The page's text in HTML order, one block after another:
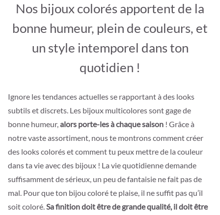
Nos bijoux colorés apportent de la
bonne humeur, plein de couleurs, et
un style intemporel dans ton
quotidien !
Ignore les tendances actuelles se rapportant à des looks
subtils et discrets. Les bijoux multicolores sont gage de
bonne humeur,alors porte-les à chaque saison ! Grâce à
notre vaste assortiment, nous te montrons comment créer
des looks colorés et comment tu peux mettre de la couleur
dans ta vie avec des bijoux ! La vie quotidienne demande
suffisamment de sérieux, un peu de fantaisie ne fait pas de
mal. Pour que ton bijou coloré te plaise, il ne suffit pas qu’il
soit coloré.Sa finition doit être de grande qualité, il doit être